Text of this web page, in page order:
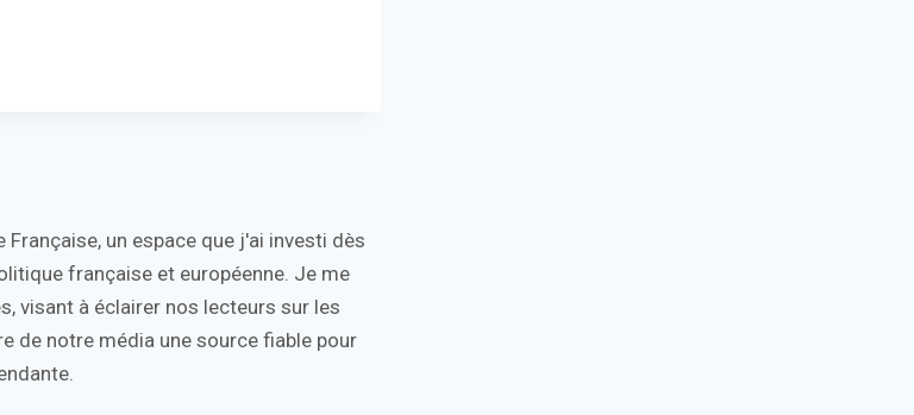
un espace que j'ai investi dès
française et européenne. Je me
visant à éclairer nos lecteurs sur les
de notre média une source fiable pour